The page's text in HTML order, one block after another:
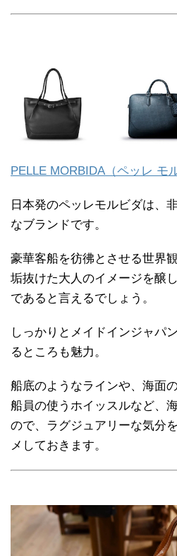
PELLE MORBIDA（ペッレ モ
日本発のペッレモルビダは、
なブランドです。
豪華客船を彷彿とさせる世界
垢抜けた大人のイメージを醸
であると言えるでしょう。
しっかりとメイドインジャパ
るところも魅力。
船底のようなラインや、海面
船員の使うホイッスルなど、
ので、ラグジュアリーな気分
メしておきます。